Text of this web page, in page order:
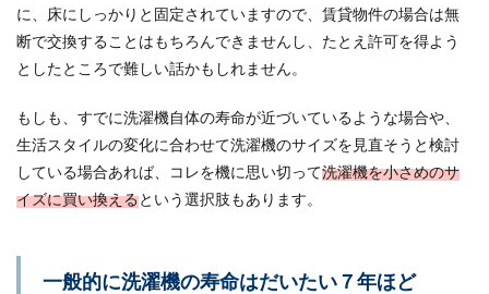
に、床にしっかりと固定されていますので、賃貸物件の場合は無
断で交換することはもちろんできませんし、たとえ許可を得よう
としたところで難しい話かもしれません。
もしも、すでに洗濯機自体の寿命が近づいているような場合や、
生活スタイルの変化に合わせて洗濯機のサイズを見直そうと検討
している場合あれば、コレを機に思い切って洗濯機を小さめのサ
イズに買い換えるという選択肢もあります。
一般的に洗濯機の寿命はだいたい７年ほど